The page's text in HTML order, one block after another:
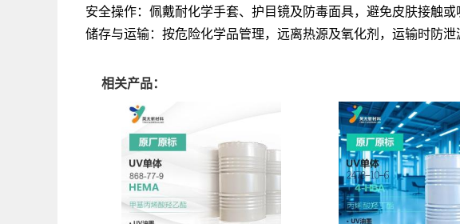
安全操作：佩戴耐化学手套、护目镜及防毒面具，避免皮肤接触或
储存与运输：按危险化学品管理，远离热源及氧化剂，运输时防泄
相关产品：